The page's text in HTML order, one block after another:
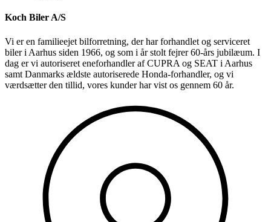
Koch Biler A/S
Vi er en familieejet bilforretning, der har forhandlet og serviceret
biler i Aarhus siden 1966, og som i år stolt fejrer 60-års jubilæum. I
dag er vi autoriseret eneforhandler af CUPRA og SEAT i Aarhus
samt Danmarks ældste autoriserede Honda-forhandler, og vi
værdsætter den tillid, vores kunder har vist os gennem 60 år.